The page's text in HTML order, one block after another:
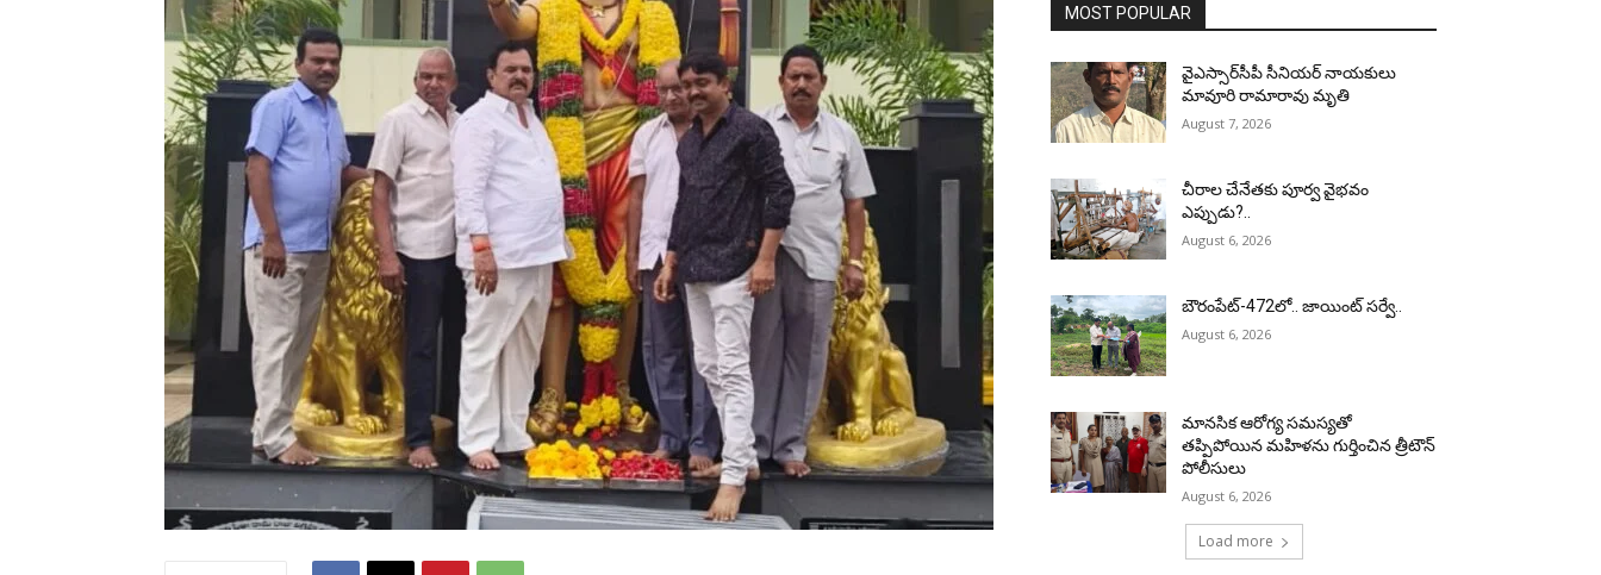
MOST POPULAR
వైఎస్సార్‌సీపీ సీనియర్ నాయకులు
మావూరి రామారావు మృతి
August 7, 2026
చీరాల చేనేతకు పూర్వ వైభవం
ఎప్పుడు?..
August 6, 2026
బౌరంపేట్-472లో.. జాయింట్ సర్వే..
August 6, 2026
మానసిక ఆరోగ్య సమస్యతో
తప్పిపోయిన మహిళను గుర్తించిన త్రీటౌన్
పోలీసులు
August 6, 2026
Load more